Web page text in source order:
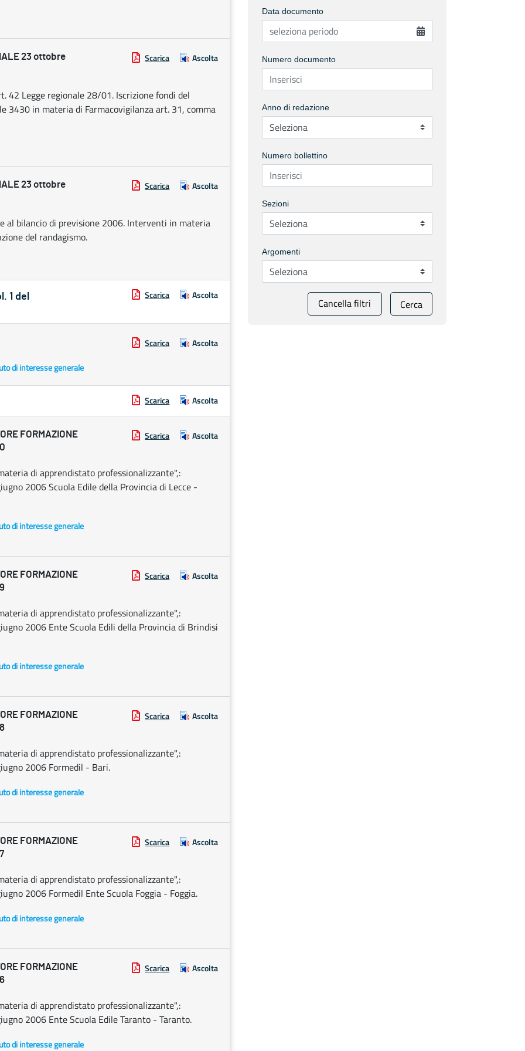
23 ottobre Scarica Ascolta
42 Legge regionale 28/01. Iscrizione fondi del
3430 in materia di Farmacovigilanza art. 31, comma
23 ottobre Scarica Ascolta
al bilancio di previsione 2006. Interventi in materia
del randagismo.
1 del Scarica Ascolta
Scarica
Ascolta
di interesse generale
Scarica Ascolta
FORMAZIONE
Scarica Ascolta
di apprendistato professionalizzante",:
2006 Scuola Edile della Provincia di Lecce -
di interesse generale
FORMAZIONE
Scarica Ascolta
di apprendistato professionalizzante",:
2006 Ente Scuola Edili della Provincia di Brindisi
di interesse generale
FORMAZIONE
Scarica Ascolta
di apprendistato professionalizzante",:
2006 Formedil - Bari.
di interesse generale
FORMAZIONE
Scarica Ascolta
di apprendistato professionalizzante",:
2006 Formedil Ente Scuola Foggia - Foggia.
di interesse generale
FORMAZIONE
Scarica Ascolta
di apprendistato professionalizzante",:
2006 Ente Scuola Edile Taranto - Taranto.
di interesse generale
Data documento
Numero documento
Anno di redazione
Numero bollettino
Sezioni
Argomenti
Cancella filtri Cerca